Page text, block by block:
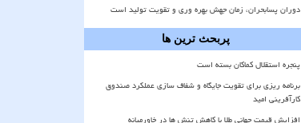
دوران پسابحران، زمان جهش بهره وری و تقویت تولید است
پربحث ترین ها
پنجره استقلال کماکان بسته است
برنامه ریزی برای تقویت جایگاه و شفاف سازی عملکرد صندوق
کارآفرینی امید
افزایش قیمت جهانی طلا با کاهش تنش ها در خاورمیانه